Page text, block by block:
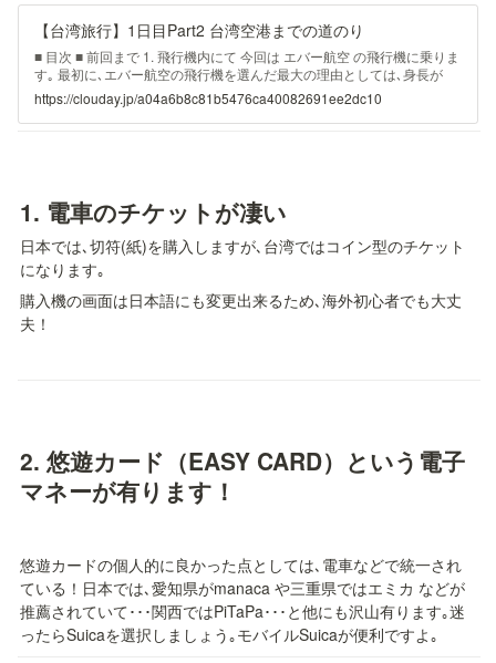
【台湾旅行】1日目Part2 台湾空港までの道のり
■ 目次 ■ 前回まで 1. 飛行機内にて 今回は エバー航空 の飛行機に乗りま
す｡ 最初に､エバー航空の飛行機を選んだ最大の理由としては､身長が
185cmでも膝が前の席に当たらない｡ 1.1. エバー航空とは?
Vanessbooking - 投稿者自身による作品CC 表示-継承 4.0 リンクによる
参照元
https://clouday.jp/a04a6b8c81b5476ca40082691ee2dc10
1. 電車のチケットが凄い
日本では､切符(紙)を購入しますが､台湾ではコイン型のチケット
になります｡
購入機の画面は日本語にも変更出来るため､海外初心者でも大丈
夫！
2. 悠遊カード（EASY CARD）という電子
マネーが有ります！
悠遊カードの個人的に良かった点としては､電車などで統一され
ている！日本では､愛知県がmanaca や三重県ではエミカ などが
推薦されていて･･･関西ではPiTaPa･･･と他にも沢山有ります｡迷
ったらSuicaを選択しましょう｡モバイルSuicaが便利ですよ｡